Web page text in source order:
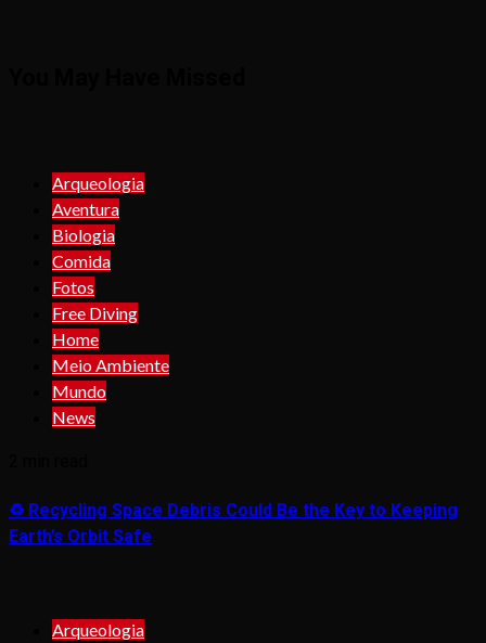
Arqueologia
Aventura
Biologia
Comida
Fotos
Free Diving
Home
Meio Ambiente
Mundo
News
♻️ Recycling Space Debris Could Be the Key to Keeping
Earth’s Orbit Safe
Arqueologia